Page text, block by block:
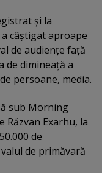
şi la
câştigat aproape
de audienţe faţă
de dimineaţă a
persoane, media.
sub Morning
Răzvan Exarhu, la
de
de primăvară